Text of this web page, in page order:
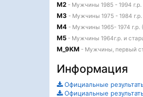
М2 - Мужчины 1985 - 1994
М3 - Мужчины 1975 - 1984
М4 - Мужчины 1965- 1974 г.р.
М5 - Мужчины 1964г.р. и
М_9КМ - Мужчины, первый
Информация
Официальные
Официальные